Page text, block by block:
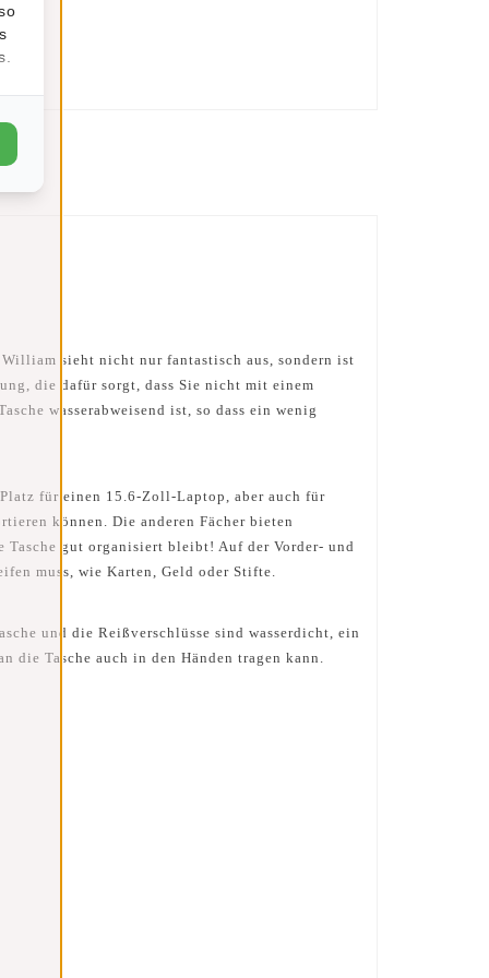
sieht nicht nur fantastisch aus, sondern ist
die dafür sorgt, dass Sie nicht mit einem
wasserabweisend ist, so dass ein wenig
für einen 15.6-Zoll-Laptop, aber auch für
können. Die anderen Fächer bieten
Tasche gut organisiert bleibt! Auf der Vorder- und
muss, wie Karten, Geld oder Stifte.
und die Reißverschlüsse sind wasserdicht, ein
die Tasche auch in den Händen tragen kann.